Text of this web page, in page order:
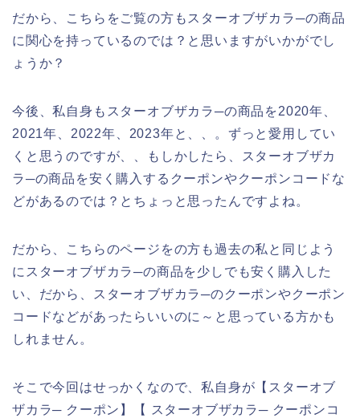
だから、こちらをご覧の方もスターオブザカラ─の商品
に関心を持っているのでは？と思いますがいかがでし
ょうか？
今後、私自身もスターオブザカラ─の商品を2020年、
2021年、2022年、2023年と、、。ずっと愛用してい
くと思うのですが、、もしかしたら、スターオブザカ
ラ─の商品を安く購入するクーポンやクーポンコードな
どがあるのでは？とちょっと思ったんですよね。
だから、こちらのページをの方も過去の私と同じよう
にスターオブザカラ─の商品を少しでも安く購入した
い、だから、スターオブザカラ─のクーポンやクーポン
コードなどがあったらいいのに～と思っている方かも
しれません。
そこで今回はせっかくなので、私自身が【スターオブ
ザカラ─ クーポン】【 スターオブザカラ─ クーポンコ